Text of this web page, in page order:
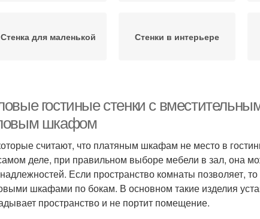
Стенка для маленькой Стенки в интерьере
гостиные стенки с
шкафом
считают, что платяным шкафам не место в
деле, при правильном выборе мебели в зал, она
Если пространство комнаты позволяет,
шкафами по бокам. В основном такие изделия
пространство и не портит помещение.